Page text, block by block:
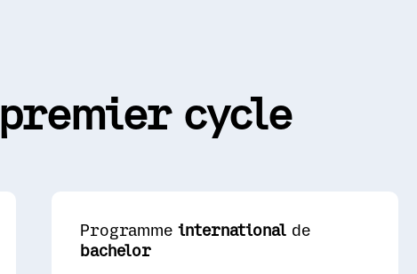
premier cycle
Programmeinternational de
bachelor